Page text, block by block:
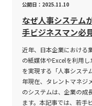
ます。 また、ボラティリ
短期トレードにおける銘
らには中長期投資のリス
活用されています。高い
の上昇や下落が頻発する
ドやスキャルピングなど
の銘柄は安定感があり、
要な役割を担うのです。 ボラティリティの注意点 ボラティリティ
はあくまでも市場の価格
依存して投資判断を行う
用語は株式、為替、先物
金融商品に適用される。
大幅な価格上昇または下
状態は価格が安定してい
に、リスクとリターンの
を実施するかの戦略決定
価格変動の大きさだけで
などを含む広範な評価項
ては、インプライドボラ
リティ（HV）、リアラ
公開日：2025.11.10
なぜ人事システム
手ビジネスマン必
近年、日本企業における
の紙媒体やExcelを利用
を実現する「人事システ
年現在、タレントマネジ
のシステムは、企業の成
ます。本記事では、若手